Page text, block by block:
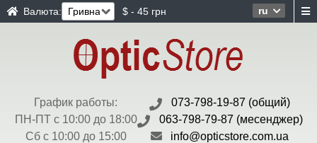
ru
Валюта: $ - 45 грн
График работы:
ПН-ПТ с 10:00 до 18:00
Сб с 10:00 до 15:00
073-798-19-87 (общий)
063-798-79-87 (месенджер)
info@opticstore.com.ua